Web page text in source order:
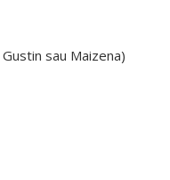
sau Maizena)